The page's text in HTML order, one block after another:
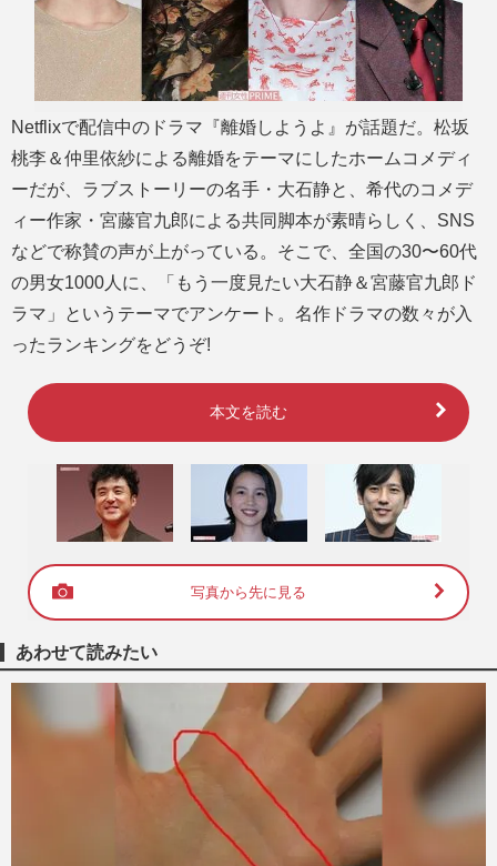
Netflixで配信中のドラマ『離婚しようよ』が話題だ。松坂
桃李＆仲里依紗による離婚をテーマにしたホームコメディ
ーだが、ラブストーリーの名手・大石静と、希代のコメデ
ィー作家・宮藤官九郎による共同脚本が素晴らしく、SNS
などで称賛の声が上がっている。そこで、全国の30〜60代
の男女1000人に、「もう一度見たい大石静＆宮藤官九郎ド
ラマ」というテーマでアンケート。名作ドラマの数々が入
ったランキングをどうぞ!
本文を読む
写真から先に見る
あわせて読みたい